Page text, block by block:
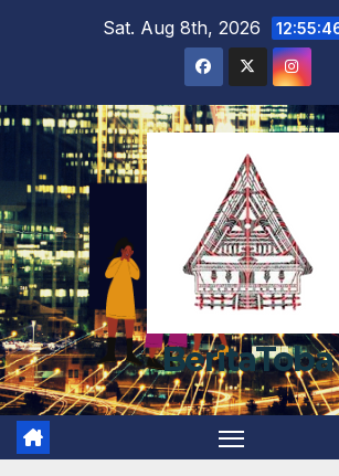
Sat. Aug 8th, 2026
BeritaToba